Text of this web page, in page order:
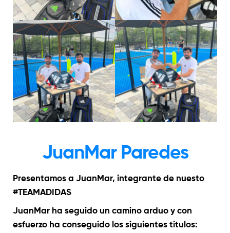
JuanMar Paredes
Presentamos a JuanMar, integrante de nuesto
#TEAMADIDAS
JuanMar ha seguido un camino arduo y con
esfuerzo ha conseguido los siguientes titulos: